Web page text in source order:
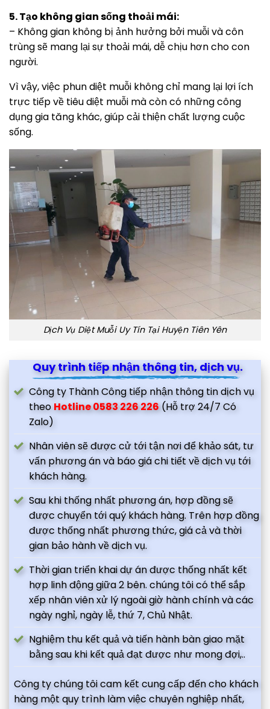
5. Tạo không gian sống thoải mái:
– Không gian không bị ảnh hưởng bởi muỗi và côn
trùng sẽ mang lại sự thoải mái, dễ chịu hơn cho con
người.
Vì vậy, việc phun diệt muỗi không chỉ mang lại lợi ích
trực tiếp về tiêu diệt muỗi mà còn có những công
dụng gia tăng khác, giúp cải thiện chất lượng cuộc
sống.
Dịch Vụ Diệt Muỗi Uy Tín Tại Huyện Tiên Yên
Quy trình tiếp nhận thông tin, dịch vụ.
Công ty Thành Công tiếp nhận thông tin dịch vụ
theo Hotline 0583 226 226(Hỗ trợ 24/7 Có
Zalo)
Nhân viên sẽ được cử tới tận nơi để khảo sát, tư
vấn phương án và báo giá chi tiết về dịch vụ tới
khách hàng.
Sau khi thống nhất phương án, hợp đồng sẽ
được chuyển tới quý khách hàng. Trên hợp đồng
được thống nhất phương thức, giá cả và thời
gian bảo hành về dịch vụ.
Thời gian triển khai dự án được thống nhất kết
hợp linh động giữa 2 bên. chúng tôi có thể sắp
xếp nhân viên xử lý ngoài giờ hành chính và các
ngày nghỉ, ngày lễ, thứ 7, Chủ Nhật.
Nghiệm thu kết quả và tiến hành bàn giao mặt
bằng sau khi kết quả đạt được như mong đợi,..
Công ty chúng tôi cam kết cung cấp đến cho khách
hàng một quy trình làm việc chuyên nghiệp nhất,